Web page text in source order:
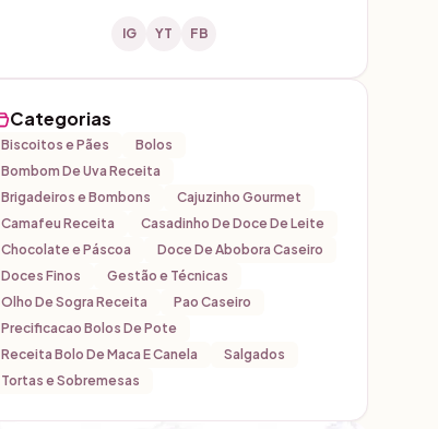
IG YT FB
Categorias
Biscoitos e Pães
Bolos
Bombom De Uva Receita
Brigadeiros e Bombons
Cajuzinho Gourmet
Camafeu Receita
Casadinho De Doce De Leite
Chocolate e Páscoa
Doce De Abobora Caseiro
Doces Finos
Gestão e Técnicas
Olho De Sogra Receita
Pao Caseiro
Precificacao Bolos De Pote
Receita Bolo De Maca E Canela
Salgados
Tortas e Sobremesas